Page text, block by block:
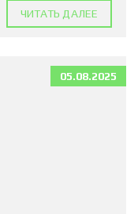
ЧИТАТЬ ДАЛЕЕ
05.08.2025